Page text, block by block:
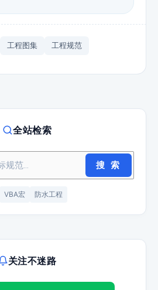
工程图集 工程规范
全站检索
搜 索
VBA宏 防水工程
关注不迷路